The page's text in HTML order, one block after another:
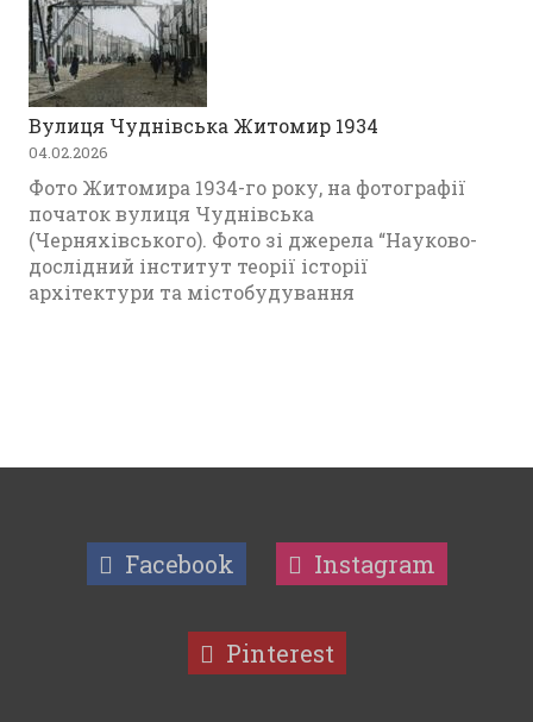
Вулиця Чуднівська Житомир 1934
04.02.2026
Фото Житомира 1934-го року, на фотографії
початок вулиця Чуднівська
(Черняхівського). Фото зі джерела “Науково-
дослідний інститут теорії історії
архітектури та містобудування
Facebook Instagram
Pinterest